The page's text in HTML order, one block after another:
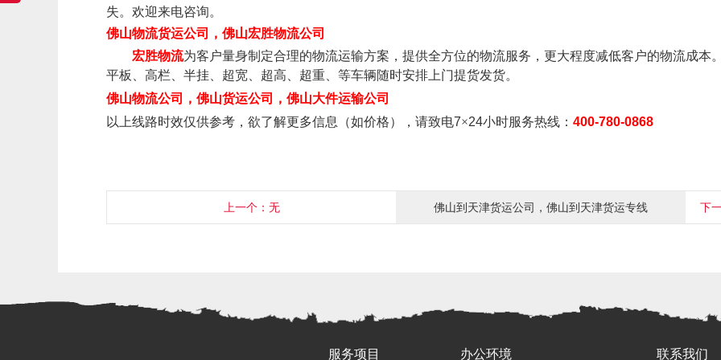
失。欢迎来电咨询。
佛山物流货运公司， 佛山宏胜物流公司
宏胜物流为客户量身制定合理的物流运输方案， 提供全方位的物流服务 ， 更大程度减低客户的物流成本
平板、高栏、半挂、超宽、超高、超重、 等车辆随时安排上门提货发货。
佛山物流公司
， 佛山货运公司
，佛山大件运输公司
以上线路时效仅供参考，欲了解更多信息（如价格），请致电7×24小时服务热线： 400-780-0868
上一个：无 佛山到天津货运公司，佛山到天津货运专线 下
服务项目 办公环境 联系我们